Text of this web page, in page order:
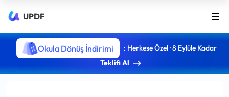
UPDF
Okula Dönüş İndirimi
: Herkese Özel · 8 Eylüle Kadar
Teklifi Al